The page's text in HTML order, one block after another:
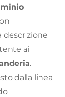
descrizione
ai
.
dalla linea